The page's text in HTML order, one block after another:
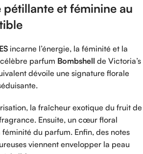
pétillante et féminine au
incarne l’énergie, la féminité et la
célèbre parfum Bombshell de Victoria’s
dévoile une signature florale
la fraîcheur exotique du fruit de
Ensuite, un cœur floral
féminité du parfum. Enfin, des notes
viennent envelopper la peau